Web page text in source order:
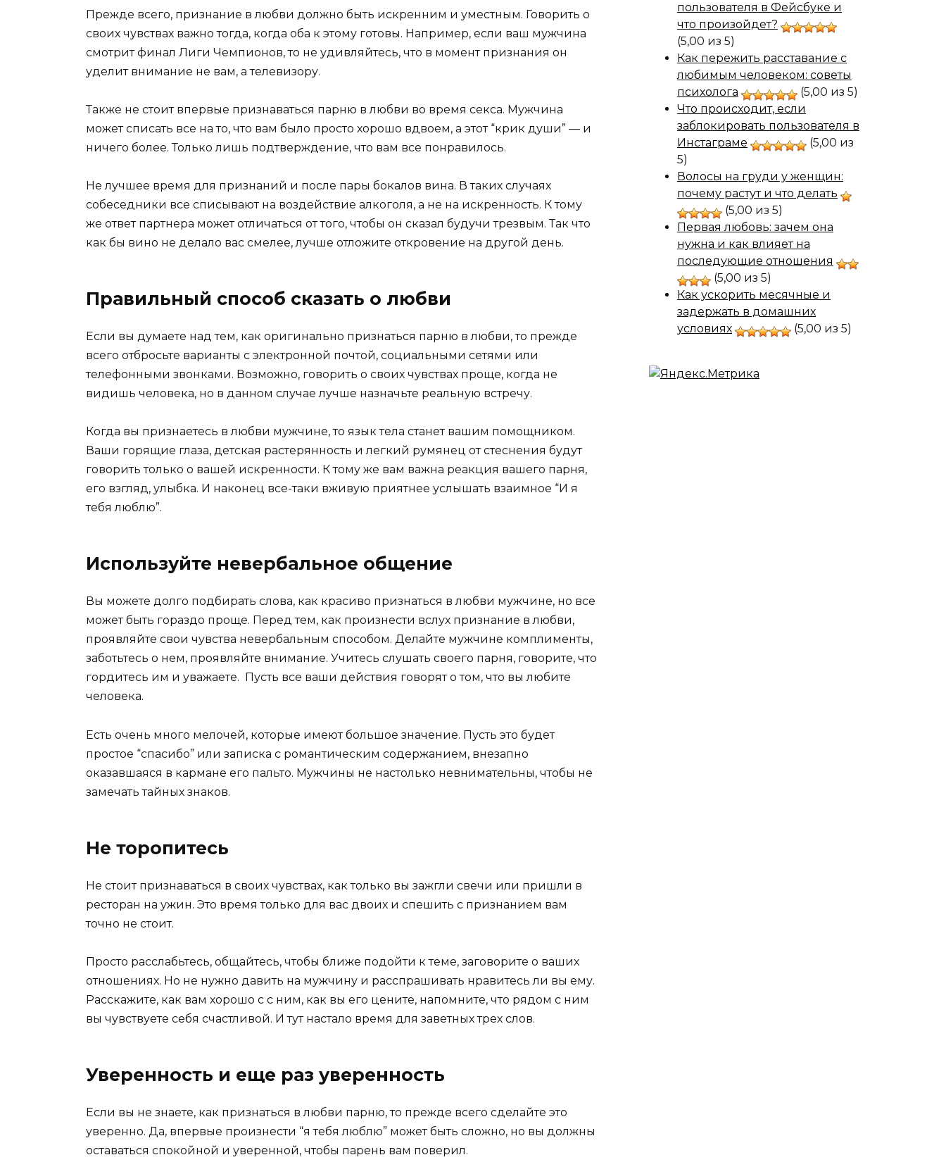
Прежде всего, признание в любви должно быть искренним и уместным. Говорить о
своих чувствах важно тогда, когда оба к этому готовы. Например, если ваш мужчина
смотрит финал Лиги Чемпионов, то не удивляйтесь, что в момент признания он
уделит внимание не вам, а телевизору.
Также не стоит впервые признаваться парню в любви во время секса. Мужчина
может списать все на то, что вам было просто хорошо вдвоем, а этот “крик души” — и
ничего более. Только лишь подтверждение, что вам все понравилось.
Не лучшее время для признаний и после пары бокалов вина. В таких случаях
собеседники все списывают на воздействие алкоголя, а не на искренность. К тому
же ответ партнера может отличаться от того, чтобы он сказал будучи трезвым. Так что
как бы вино не делало вас смелее, лучше отложите откровение на другой день.
Правильный способ сказать о любви
Если вы думаете над тем, как оригинально признаться парню в любви, то прежде
всего отбросьте варианты с электронной почтой, социальными сетями или
телефонными звонками. Возможно, говорить о своих чувствах проще, когда не
видишь человека, но в данном случае лучше назначьте реальную встречу.
Когда вы признаетесь в любви мужчине, то язык тела станет вашим помощником.
Ваши горящие глаза, детская растерянность и легкий румянец от стеснения будут
говорить только о вашей искренности. К тому же вам важна реакция вашего парня,
его взгляд, улыбка. И наконец все-таки вживую приятнее услышать взаимное “И я
тебя люблю”.
Используйте невербальное общение
Вы можете долго подбирать слова, как красиво признаться в любви мужчине, но все
может быть гораздо проще. Перед тем, как произнести вслух признание в любви,
проявляйте свои чувства невербальным способом. Делайте мужчине комплименты,
заботьтесь о нем, проявляйте внимание. Учитесь слушать своего парня, говорите, что
гордитесь им и уважаете. Пусть все ваши действия говорят о том, что вы любите
человека.
Есть очень много мелочей, которые имеют большое значение. Пусть это будет
простое “спасибо” или записка с романтическим содержанием, внезапно
оказавшаяся в кармане его пальто. Мужчины не настолько невнимательны, чтобы не
замечать тайных знаков.
Не торопитесь
Не стоит признаваться в своих чувствах, как только вы зажгли свечи или пришли в
ресторан на ужин. Это время только для вас двоих и спешить с признанием вам
точно не стоит.
Просто расслабьтесь, общайтесь, чтобы ближе подойти к теме, заговорите о ваших
отношениях. Но не нужно давить на мужчину и расспрашивать нравитесь ли вы ему.
Расскажите, как вам хорошо с с ним, как вы его цените, напомните, что рядом с ним
вы чувствуете себя счастливой. И тут настало время для заветных трех слов.
Уверенность и еще раз уверенность
Если вы не знаете, как признаться в любви парню, то прежде всего сделайте это
уверенно. Да, впервые произнести “я тебя люблю” может быть сложно, но вы должны
оставаться спокойной и уверенной, чтобы парень вам поверил.
пользователя в Фейсбуке и
что произойдет?
(5,00 из 5)
Как пережить расставание с
любимым человеком: советы
психолога
(5,00 из 5)
Что происходит, если
заблокировать пользователя в
Инстаграме
(5,00 из
5)
Волосы на груди у женщин:
почему растут и что делать
(5,00 из 5)
Первая любовь: зачем она
нужна и как влияет на
последующие отношения
(5,00 из 5)
Как ускорить месячные и
задержать в домашних
условиях
(5,00 из 5)